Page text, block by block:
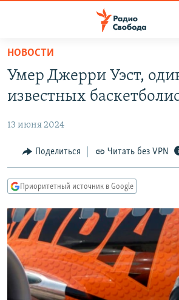
упрощенного
доступа
основному
Вернутся
главной
навигации
Вернутся
поиску
ПОДКАСТЫ
ЦИТАТЫ СВОБОДЫ
МНЕНИЯ
IDEL.РЕАЛИИ
КАВКАЗ.РЕАЛИИ
СЕВЕР.РЕАЛИИ
СИБИРЬ.РЕАЛИИ
РАСПИСАНИЕ ВЕЩАНИЯ
НОВОСТИ
Умер Джерри Уэст,
известных
13 июня 2024
Поделиться Читать без VPN
Приоритетный источник в Google